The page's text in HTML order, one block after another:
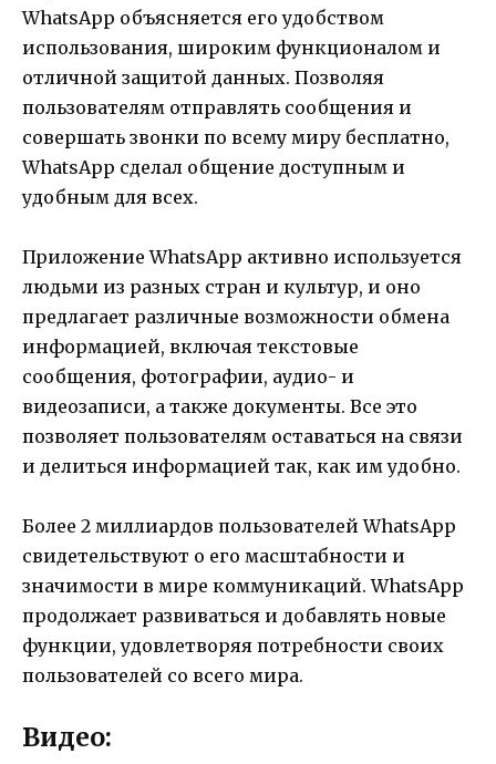
WhatsApp объясняется его удобством
использования, широким функционалом и
отличной защитой данных. Позволяя
пользователям отправлять сообщения и
совершать звонки по всему миру бесплатно,
WhatsApp сделал общение доступным и
удобным для всех.
Приложение WhatsApp активно используется
людьми из разных стран и культур, и оно
предлагает различные возможности обмена
информацией, включая текстовые
сообщения, фотографии, аудио- и
видеозаписи, а также документы. Все это
позволяет пользователям оставаться на связи
и делиться информацией так, как им удобно.
Более 2 миллиардов пользователей WhatsApp
свидетельствуют о его масштабности и
значимости в мире коммуникаций. WhatsApp
продолжает развиваться и добавлять новые
функции, удовлетворяя потребности своих
пользователей со всего мира.
Видео: